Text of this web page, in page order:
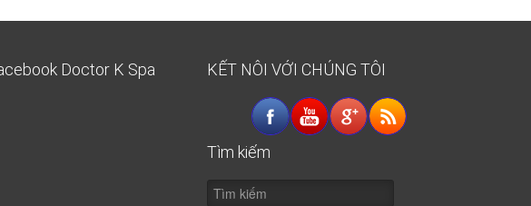
Doctor K Spa KẾT NÔI VỚI CHÚNG TÔI
Tìm kiếm